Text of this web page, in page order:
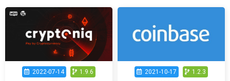
2022-07-14 1.9.6 2021-10-17 1.2.3